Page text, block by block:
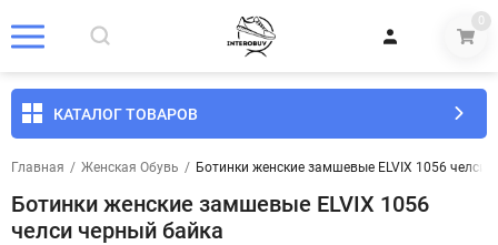
0
КАТАЛОГ ТОВАРОВ
Главная / Женская Обувь / Ботинки женские замшевые ELVIX 1056 челси
Ботинки женские замшевые ELVIX 1056
челси черный байка